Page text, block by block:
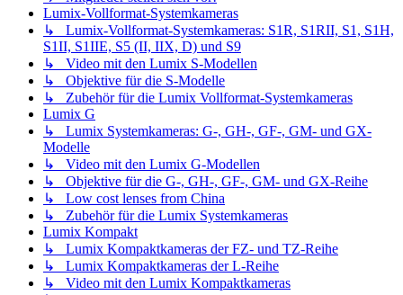
Lumix-Vollformat-Systemkameras
↳ Lumix-Vollformat-Systemkameras: S1R, S1RII, S1, S1H,
S1II, S1IIE, S5 (II, IIX, D) und S9
↳ Video mit den Lumix S-Modellen
↳ Objektive für die S-Modelle
↳ Zubehör für die Lumix Vollformat-Systemkameras
Lumix G
↳ Lumix Systemkameras: G-, GH-, GF-, GM- und GX-
Modelle
↳ Video mit den Lumix G-Modellen
↳ Objektive für die G-, GH-, GF-, GM- und GX-Reihe
↳ Low cost lenses from China
↳ Zubehör für die Lumix Systemkameras
Lumix Kompakt
↳ Lumix Kompaktkameras der FZ- und TZ-Reihe
↳ Lumix Kompaktkameras der L-Reihe
↳ Video mit den Lumix Kompaktkameras